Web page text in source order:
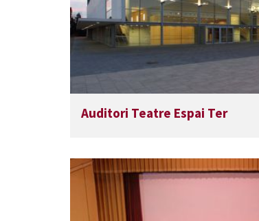
Auditori Teatre Espai Ter